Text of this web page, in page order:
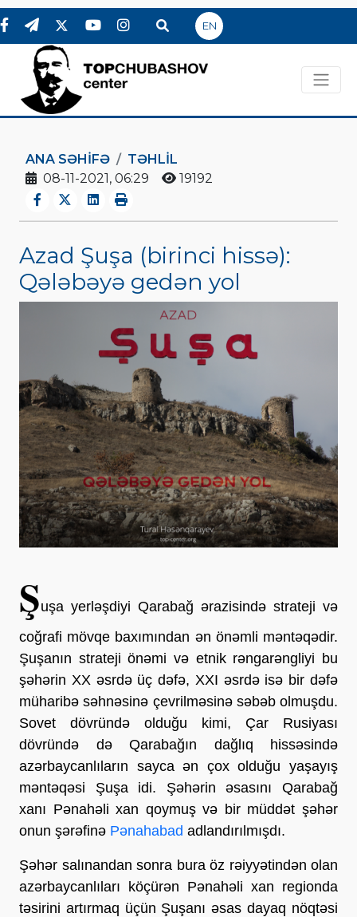
EN
ANA SƏHIFƏ
TƏHLİL
08-11-2021, 06:29
19192
Azad Şuşa (birinci hissə):
Qələbəyə gedən yol
Şuşa yerləşdiyi Qarabağ ərazisində strateji və
coğrafi mövqe baxımından ən önəmli məntəqədir.
Şuşanın strateji önəmi və etnik rəngarəngliyi bu
şəhərin XX əsrdə üç dəfə, XXI əsrdə isə bir dəfə
müharibə səhnəsinə çevrilməsinə səbəb olmuşdu.
Sovet dövründə olduğu kimi, Çar Rusiyası
dövründə də Qarabağın dağlıq hissəsində
azərbaycanlıların sayca ən çox olduğu yaşayış
məntəqəsi Şuşa idi. Şəhərin əsasını Qarabağ
xanı Pənahəli xan qoymuş və bir müddət şəhər
onun şərəfinə Pənahabad adlandırılmışdı.
Şəhər salınandan sonra bura öz rəiyyətindən olan
azərbaycanlıları köçürən Pənahəli xan regionda
təsirini artırmaq üçün Şuşanı əsas dayaq nöqtəsi